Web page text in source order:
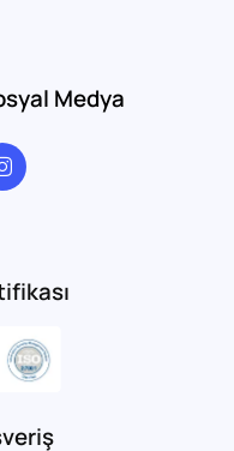
Medya